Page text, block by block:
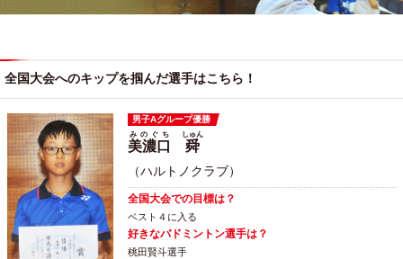
全国大会へのキップを掴んだ選手はこちら！
男子Aグループ優勝
美濃口
みのぐち
舜
しゅん
（ハルトノクラブ）
全国大会での目標は？
ベスト４に入る
好きなバドミントン選手は？
桃田賢斗選手